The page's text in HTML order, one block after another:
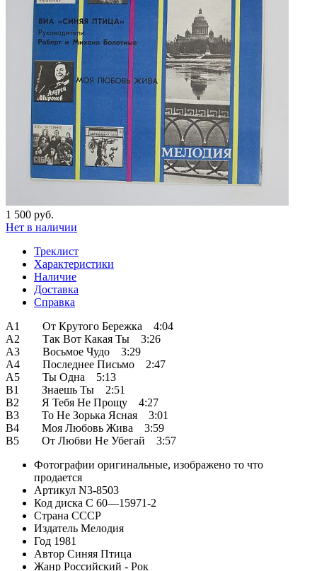
1 500 руб.
Нет в наличии
Треклист
Характеристики
Наличие
Доставка
Справка
A1 От Крутого Бережка 4:04
A2 Так Вот Какая Ты 3:26
A3 Восьмое Чудо 3:29
A4 Последнее Письмо 2:47
A5 Ты Одна 5:13
B1 Знаешь Ты 2:51
B2 Я Тебя Не Прощу 4:27
B3 То Не Зорька Ясная 3:01
B4 Моя Любовь Жива 3:59
B5 От Любви Не Убегай 3:57
Фотографии оригинальные, изображено то что
продается
Артикул N3-8503
Код диска С 60—15971-2
Страна СССР
Издатель Мелодия
Год 1981
Автор Синяя Птица
Жанр Российский - Рок